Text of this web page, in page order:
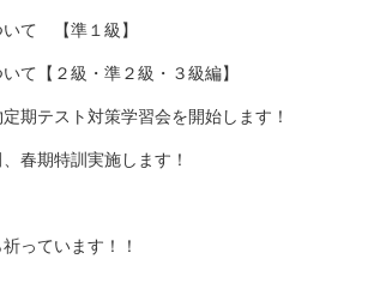
て 【準１級】
て【２級・準２級・３級編】
期テスト対策学習会を開始します！
春期特訓実施します！
っています！！